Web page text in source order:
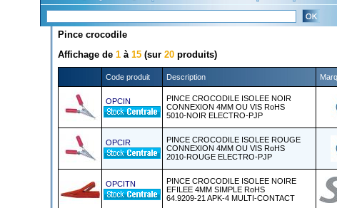
Pince crocodile
Affichage de 1 à 15 (sur 20 produits)
Code produit Description
OPCIN
PINCE CROCODILE ISOLEE NOIR
CONNEXION 4MM OU VIS RoHS
5010-NOIR ELECTRO-PJP
OPCIR
PINCE CROCODILE ISOLEE ROUGE
CONNEXION 4MM OU VIS RoHS
2010-ROUGE ELECTRO-PJP
OPCITN
PINCE CROCODILE ISOLEE NOIRE
EFILEE 4MM SIMPLE RoHS
64.9209-21 APK-4 MULTI-CONTACT